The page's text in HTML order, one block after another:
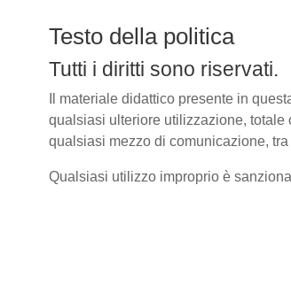
Testo della politica
Tutti i diritti sono riservati.
Il materiale didattico presente in
qualsiasi ulteriore utilizzazione,
qualsiasi mezzo di comunicazione,
Qualsiasi utilizzo improprio è